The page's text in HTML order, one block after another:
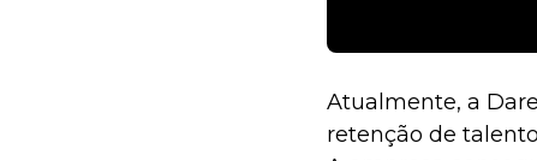
Atualmente, a
retenção de